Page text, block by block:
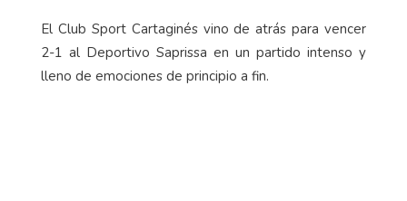
El Club Sport Cartaginés vino de atrás para vencer
2-1 al Deportivo Saprissa en un partido intenso y
lleno de emociones de principio a fin.